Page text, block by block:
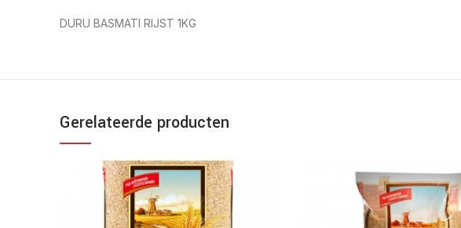
DURU BASMATI RIJST 1KG
Gerelateerde producten